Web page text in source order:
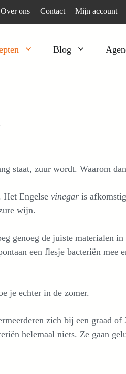
Over ons Contact Mijn account
Blog
Bladgroenten
staat, zuur wordt. Waarom
Engelse vinegar is
wijn.
genoeg de juiste materialen
een flesje bacteriën mee
je echter in de zomer.
zich bij een graad
helemaal niets. Ze gaan